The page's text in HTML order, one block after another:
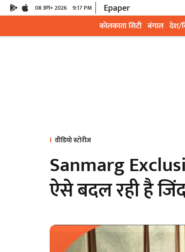
08 अग॰ 2026 9:17 PM Epaper
कोलकाता सिटी बंगाल देश/
वीडियो स्टोरीज
Sanmarg
ऐसे बदल रही है